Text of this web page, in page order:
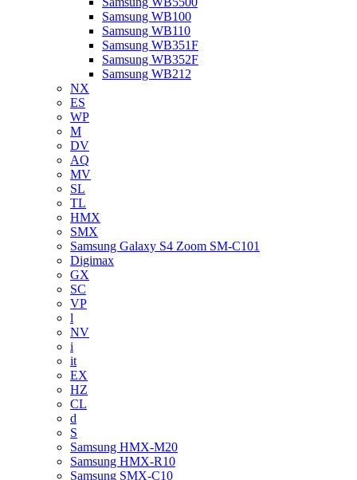
Samsung WB100
Samsung WB110
Samsung WB351F
Samsung WB352F
Samsung WB212
NX
ES
WP
M
DV
AQ
MV
SL
TL
HMX
SMX
Samsung Galaxy S4 Zoom SM-C101
Digimax
GX
SC
VP
l
NV
i
it
EX
HZ
CL
d
S
Samsung HMX-M20
Samsung HMX-R10
Samsung SMX-C10